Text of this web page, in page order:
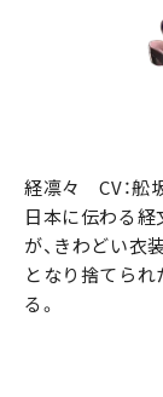
経凛々 CV：舩
日本に伝わる
が、きわどい衣
となり捨てら
る。